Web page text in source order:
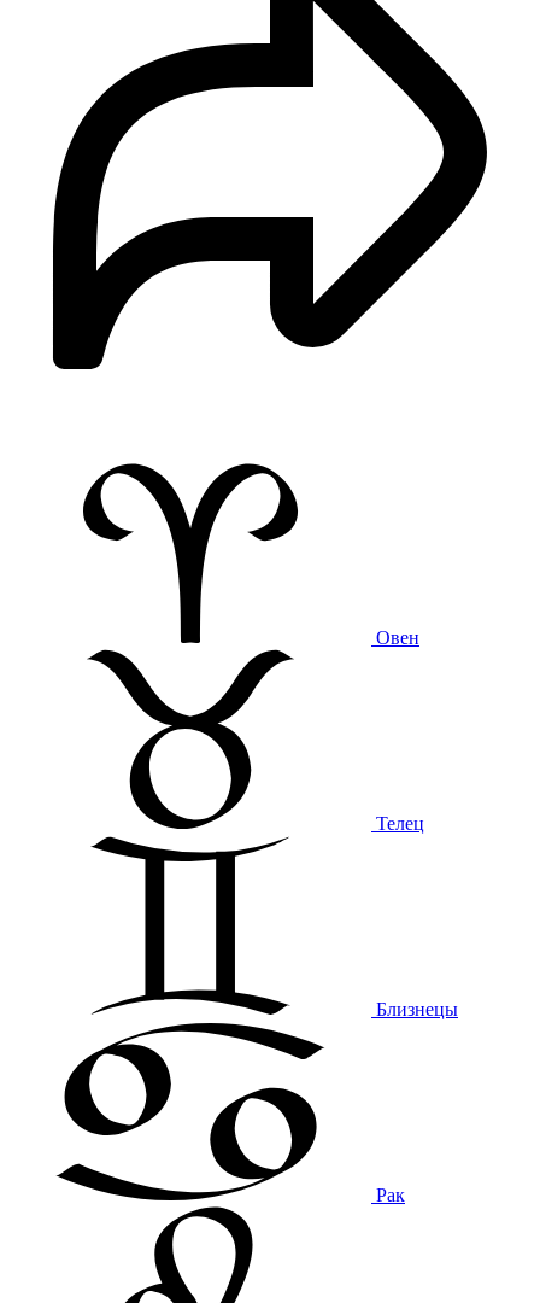
Овен
Телец
Близнецы
Рак